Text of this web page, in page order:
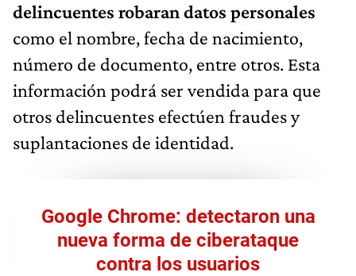
delincuentes robaran datos personales
como el nombre, fecha de nacimiento,
número de documento, entre otros. Esta
información podrá ser vendida para que
otros delincuentes efectúen fraudes y
suplantaciones de identidad.
Google Chrome: detectaron una
nueva forma de ciberataque
contra los usuarios